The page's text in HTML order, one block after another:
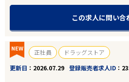
この求人に問い合
NEW 正社員
ドラッグストア
更新日
2026.07.29 登録販売者求人ID